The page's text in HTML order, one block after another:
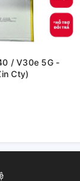
/ V30e 5G -
Cty)